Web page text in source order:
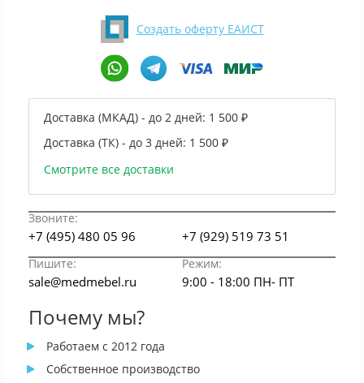
Создать оферту ЕАИСТ
Доставка (МКАД) - до 2 дней: 1 500 ₽
Доставка (ТК) - до 3 дней: 1 500 ₽
Смотрите все доставки
Звоните:
+7 (495) 480 05 96 +7 (929) 519 73 51
Пишите: Режим:
sale@medmebel.ru 9:00 - 18:00 ПН- ПТ
Почему мы?
Работаем с 2012 года
Собственное производство